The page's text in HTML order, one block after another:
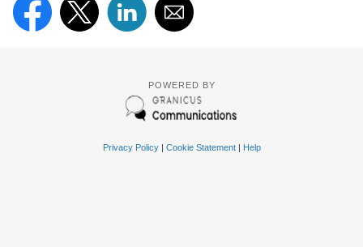
POWERED BY
Privacy Policy| Cookie Statement| Help